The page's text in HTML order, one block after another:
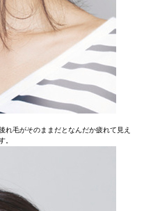
れ毛がそのままだとなんだか疲れて見え
。